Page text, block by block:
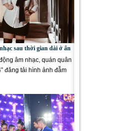
sau thời gian dài ở ẩn
âm nhạc, quán quân
đăng tải hình ảnh đẫm